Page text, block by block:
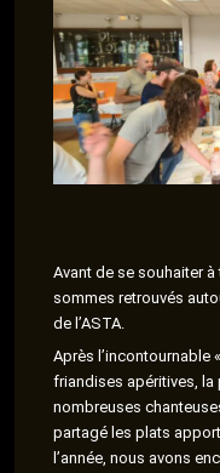
Avant de se souhaiter
sommes retrouvés
de l’ASTA.
Après l’incontournable
friandises apéritives, la
nombreuses
partagé les plats
l’année, nous avons